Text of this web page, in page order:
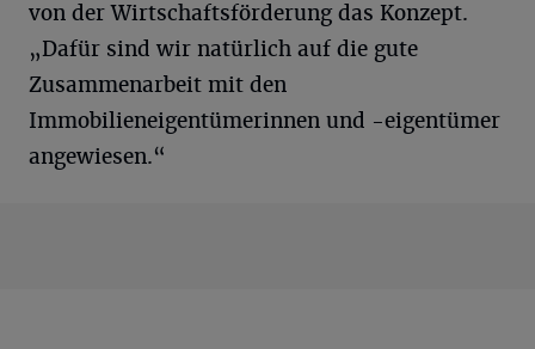
von der Wirtschaftsförderung das Konzept.
„Dafür sind wir natürlich auf die gute
Zusammenarbeit mit den
Immobilieneigentümerinnen und -eigentümer
angewiesen.“